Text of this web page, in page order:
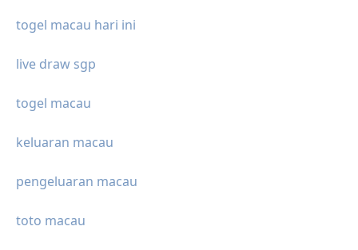
togel macau hari ini
live draw sgp
togel macau
keluaran macau
pengeluaran macau
toto macau